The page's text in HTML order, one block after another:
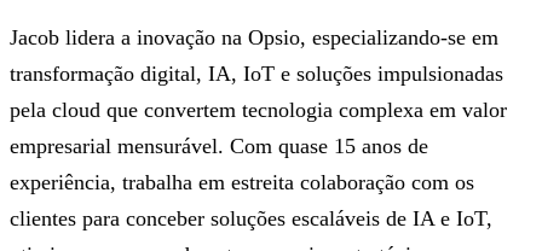
Jacob lidera a inovação na Opsio, especializando-se em
transformação digital, IA, IoT e soluções impulsionadas
pela cloud que convertem tecnologia complexa em valor
empresarial mensurável. Com quase 15 anos de
experiência, trabalha em estreita colaboração com os
clientes para conceber soluções escaláveis de IA e IoT,